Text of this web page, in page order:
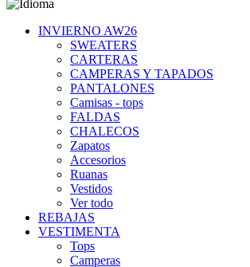
INVIERNO AW26
SWEATERS
CARTERAS
CAMPERAS Y TAPADOS
PANTALONES
Camisas - tops
FALDAS
CHALECOS
Zapatos
Accesorios
Ruanas
Vestidos
Ver todo
REBAJAS
VESTIMENTA
Tops
Camperas